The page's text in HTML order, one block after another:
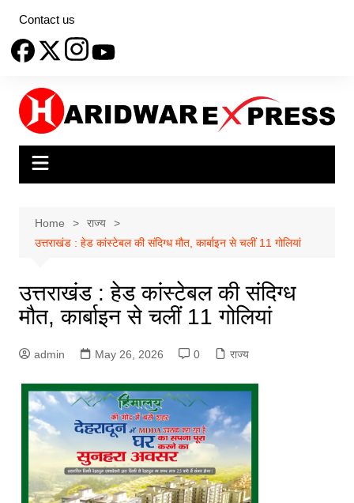
content
Contact us
Home
राज्य
उत्तराखंड : हेड कांस्टेबल की संदिग्ध मौत, कार्बाइन से चलीं 11 गोलियां
उत्तराखंड : हेड कांस्टेबल की संदिग्ध
मौत, कार्बाइन से चलीं 11 गोलियां
admin May 26, 2026 0 राज्य